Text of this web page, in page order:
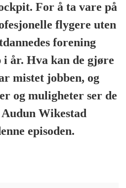
For å ta vare på
flygere uten
forening
år. Hva kan de gjøre
mistet jobben, og
og muligheter ser de
Wikestad
episoden.